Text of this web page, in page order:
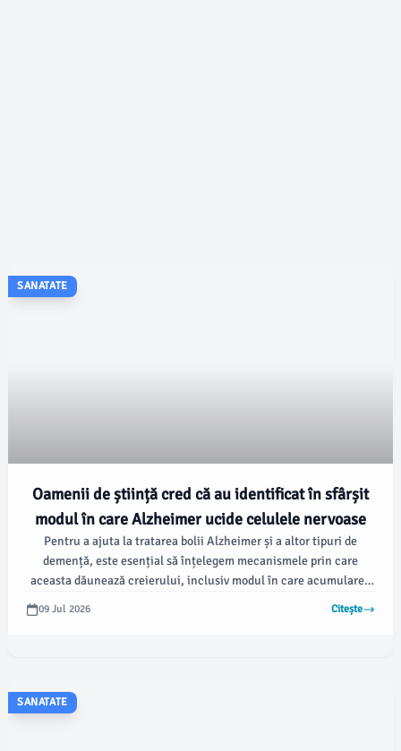
SANATATE
Oamenii de știință cred că au identificat în sfârșit
modul în care Alzheimer ucide celulele nervoase
Pentru a ajuta la tratarea bolii Alzheimer și a altor tipuri de
demență, este esențial să înțelegem mecanismele prin care
aceasta dăunează creierului, inclusiv modul în care acumularea
09 Jul 2026 Citește
SANATATE